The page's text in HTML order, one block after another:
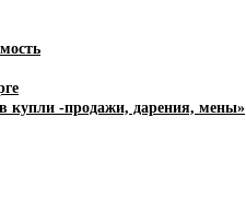
купли -продажи, дарения, мены»